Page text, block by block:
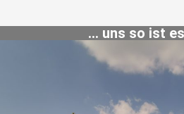
... uns so ist